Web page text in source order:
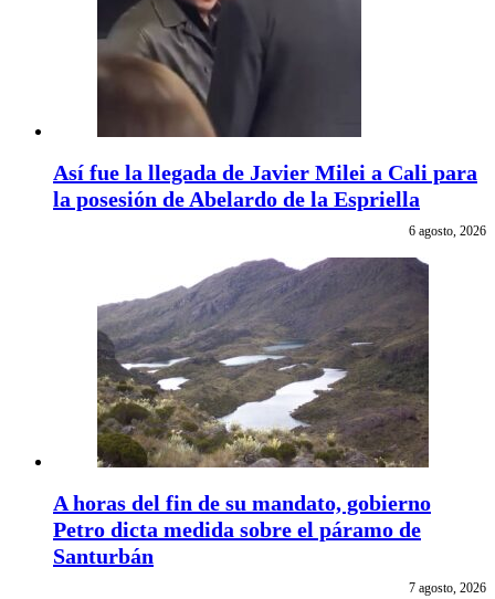
Así fue la llegada de Javier Milei a Cali para
la posesión de Abelardo de la Espriella
6 agosto, 2026
A horas del fin de su mandato, gobierno
Petro dicta medida sobre el páramo de
Santurbán
7 agosto, 2026